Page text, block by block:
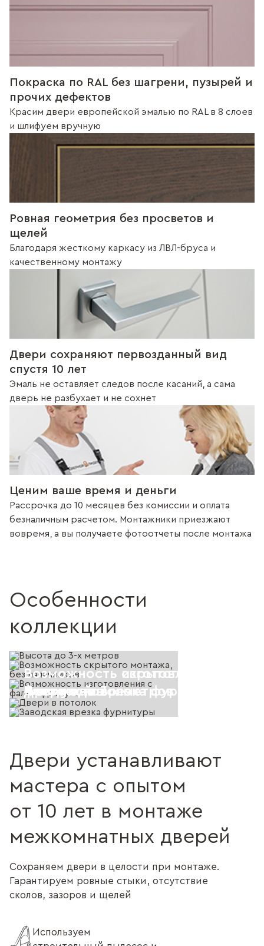
Покраска по RAL без шагрени, пузырей и
прочих дефектов
Красим двери европейской эмалью по RAL в 8 слоев
и шлифуем вручную
Ровная геометрия без просветов и
щелей
Благодаря жесткому каркасу из ЛВЛ-бруса и
качественному монтажу
Двери сохраняют первозданный вид
спустя 10 лет
Эмаль не оставляет следов после касаний, а сама
дверь не разбухает и не сохнет
Ценим ваше время и деньги
Рассрочка до 10 месяцев без комиссии и оплата
безналичным расчетом. Монтажники приезжают
вовремя, а вы получаете фотоотчеты после монтажа
Особенности
коллекции
Высота до 3-х метров
Возможность скрытого монтажа,
наличников
Возможность изготовления с
фрамугой
Двери в потолок
Заводская врезка фурнитуры
Двери устанавливают
мастера с опытом
от 10 лет в монтаже
межкомнатных дверей
Сохраняем двери в целости при монтаже.
Гарантируем ровные стыки, отсутствие
сколов, зазоров и щелей
Используем